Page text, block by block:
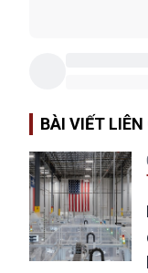
BÀI VIẾT LIÊN